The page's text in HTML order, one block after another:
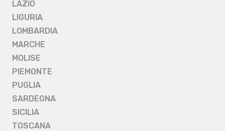
LAZIO
LIGURIA
LOMBARDIA
MARCHE
MOLISE
PIEMONTE
PUGLIA
SARDEGNA
SICILIA
TOSCANA